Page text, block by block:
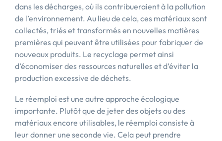
dans les décharges, où ils contribueraient à la pollution
de l’environnement. Au lieu de cela, ces matériaux sont
collectés, triés et transformés en nouvelles matières
premières qui peuvent être utilisées pour fabriquer de
nouveaux produits. Le recyclage permet ainsi
d’économiser des ressources naturelles et d’éviter la
production excessive de déchets.
Le réemploi est une autre approche écologique
importante. Plutôt que de jeter des objets ou des
matériaux encore utilisables, le réemploi consiste à
leur donner une seconde vie. Cela peut prendre